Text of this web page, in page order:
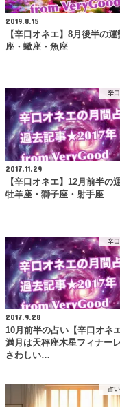
2019.8.15
【辛口オネエ】8月後半の
座・蠍座・魚座
辛
2017.11.29
【辛口オネエ】12月前半の
牡羊座・獅子座・射手座
辛
2017.9.28
10月前半の占い【辛口オネ
満月は天秤座木星フィナー
さわしい…
占